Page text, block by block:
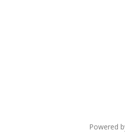
Powered